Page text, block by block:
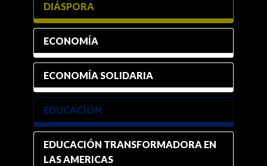
DIÁSPORA
ECONOMÍA
ECONOMÍA SOLIDARIA
EDUCACIÓN
EDUCACIÓN TRANSFORMADORA EN
LAS AMERICAS